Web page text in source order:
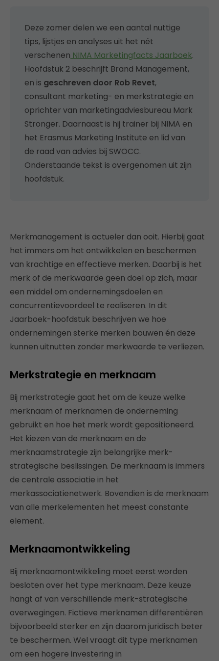
Deze zomer delen we een aantal nuttige
tips, lijstjes en analyses uit het nét
verschenen NIMA Marketingfacts Jaarboek.
Hoofdstuk 2 beschrijft Brand Management,
en is geschreven door Rob Revet,
consultant marketing- en merkstrategie en
oprichter van marketingadviesbureau Mark
Stronger. Daarnaast is hij trainer bij NIMA en
het Erasmus Marketing Institute en lid van
de raad van advies bij SWOCC.
Onderstaande tekst is overgenomen uit zijn
hoofdstuk.
Merkmanagement is actueler dan ooit. Hierbij gaat
het immers om het ontwikkelen en beschermen
van krachtige en effectieve merken. Daarbij is het
merk of de merkwaarde geen doel op zich, maar
een middel om ondernemingsdoelen en
concurrentievoordeel te realiseren. In dit
Jaarboek-hoofdstuk beschrijven we hoe
ondernemingen sterke merken bouwen én deze
kunnen uitnutten zonder merkwaarde te verliezen.
Merkstrategie en merknaam
Bij merkstrategie gaat het om de keuze welke
merknaam of merknamen de onderneming
gebruikt en hoe het merk wordt gepositioneerd.
Het kiezen van de merknaam en de
merknaamstrategie zijn belangrijke merk-
strategische beslissingen. De merknaam is immers
de centrale associatie in het
merkassociatienetwerk. Bovendien is de merknaam
van alle merkelementen het meest constante
element.
Merknaamontwikkeling
Bij merknaamontwikkeling moet eerst worden
besloten over het type merknaam. Deze keuze
hangt af van verschillende merk-strategische
overwegingen. Fictieve merknamen differentiëren
bijvoorbeeld sterker en zijn daarom juridisch beter
te beschermen. Wel vraagt dit type merknamen
om een hogere investering in